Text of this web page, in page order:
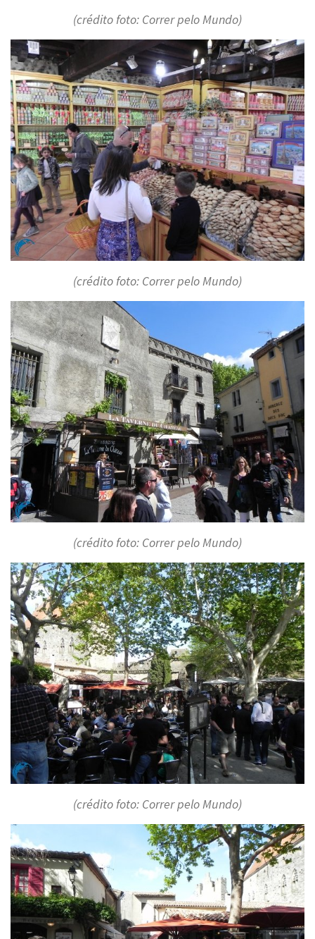
(crédito foto: Correr pelo Mundo)
(crédito foto: Correr pelo Mundo)
(crédito foto: Correr pelo Mundo)
(crédito foto: Correr pelo Mundo)